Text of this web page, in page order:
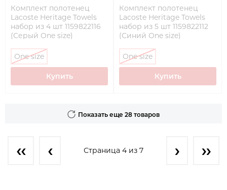
Комплект полотенец
Lacoste Heritage Towels
набор из 4 шт 1159822116
(Серый One size)
One size
Купить
Комплект полотенец
Lacoste Heritage Towels
набор из 5 шт 1159822112
(Синий One size)
One size
Купить
Показать еще 28 товаров
Страница 4 из 7